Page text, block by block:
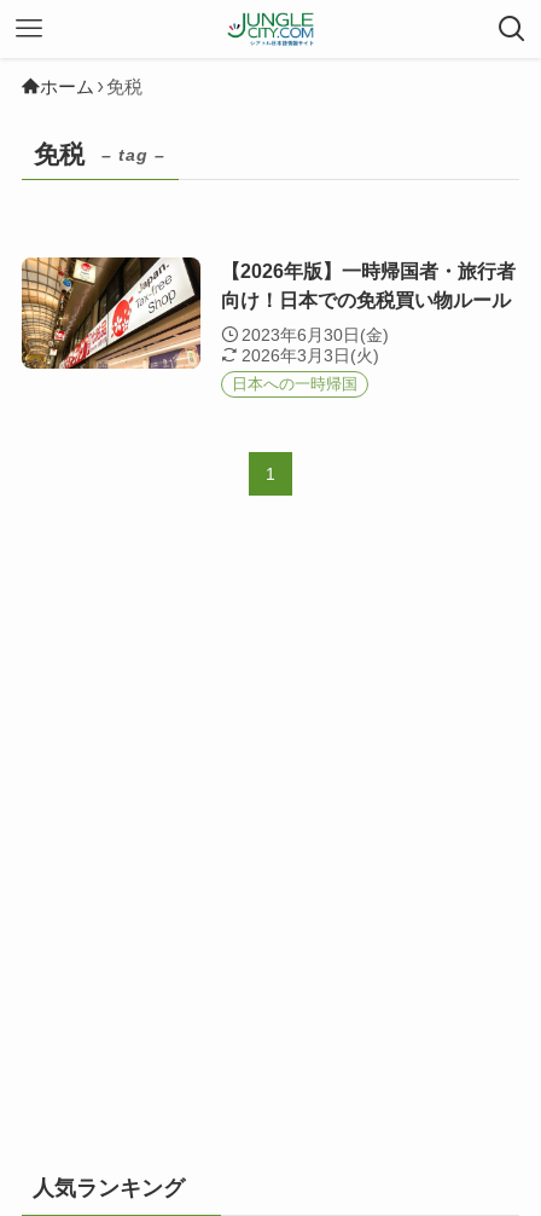
ホーム 免税
免税 – tag –
【2026年版】一時帰国者・旅行者
向け！日本での免税買い物ルール
2023年6月30日(金)
2026年3月3日(火)
日本への一時帰国
1
人気ランキング